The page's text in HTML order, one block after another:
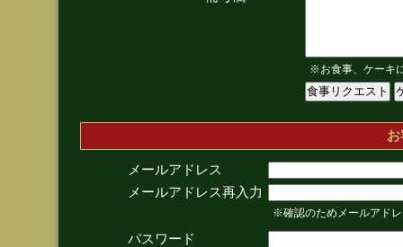
※お食事、ケーキ
メールアドレス
メールアドレス再入力
※確認のためメールアド
パスワード